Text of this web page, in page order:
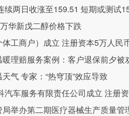
续两日收涨至159.51 短期或测试
华新戊二醇价格下跌
工商户）成立 注册资本5万人民
理赔服务案例：客户退保前夕
气 专家：“热穹顶”效应导致
汽车服务有限责任公司成立 注册
举办第二期医疗器械生产质量